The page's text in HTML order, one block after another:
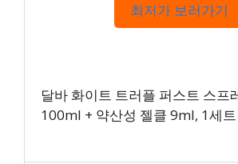
최저가 보러가기
달바 화이트 트러플 퍼스트 스프
100ml + 약산성 젤클 9ml, 1세트